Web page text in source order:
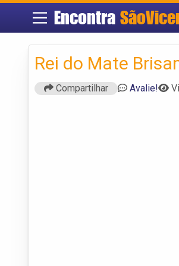
Encontra
Rei do Mate
Compartilhar Avalie!